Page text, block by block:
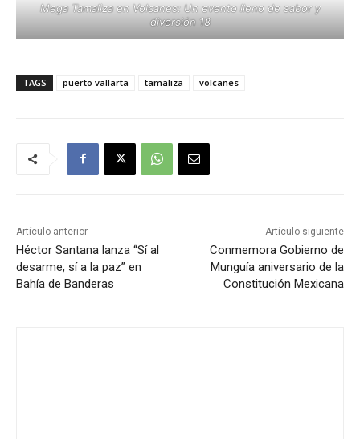
Mega Tamaliza en Volcanes: Un evento lleno de sabor y
diversión 18
TAGS puerto vallarta tamaliza volcanes
Artículo anterior
Héctor Santana lanza “Sí al
desarme, sí a la paz” en
Bahía de Banderas
Artículo siguiente
Conmemora Gobierno de
Munguía aniversario de la
Constitución Mexicana